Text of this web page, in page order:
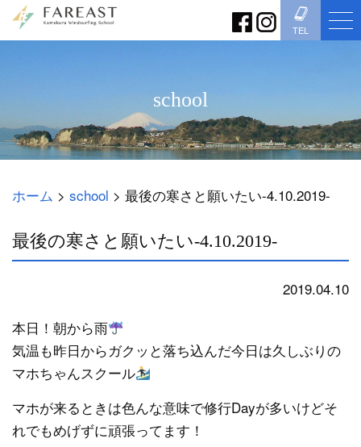
TEL
school
ホーム > school > 最後の寒さと願いたい-4.10.2019-
最後の寒さと願いたい-4.10.2019-
2019.04.10
本日！朝から雨
気温も昨日からガクッと落ち込んだ今日は久しぶりの
マホちゃんスクール
マホが来るときは色んな意味で修行Dayが多いけどそ
れでもめげずに頑張ってます！